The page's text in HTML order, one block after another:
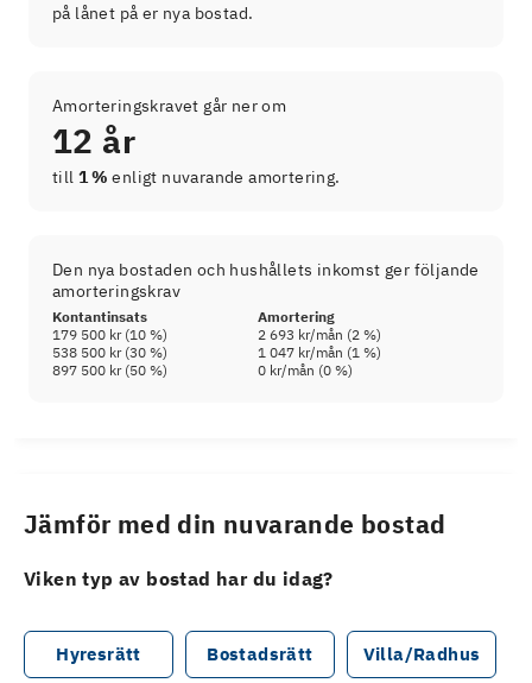
på lånet på er nya bostad.
Amorteringskravet går ner om
12 år
till 1 % enligt nuvarande amortering.
Den nya bostaden och hushållets inkomst ger följande
amorteringskrav
Kontantinsats
Amortering
179 500 kr(10 %) 2 693 kr/mån (2 %)
538 500 kr(30 %) 1 047 kr/mån (1 %)
897 500 kr(50 %) 0 kr/mån (0 %)
Jämför med din nuvarande bostad
Viken typ av bostad har du idag?
Hyresrätt Bostadsrätt Villa/Radhus